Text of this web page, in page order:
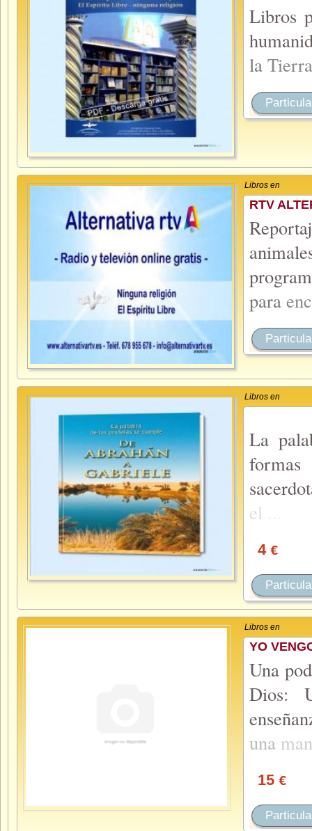
Libros
la
Libros en
RTV
para
Libros en
La
el
4 €
Libros en
YO
Una
Dios:
una
15 €